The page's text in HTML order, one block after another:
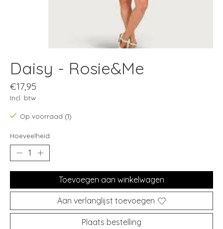
Daisy - Rosie&Me
€17,95
Incl. btw
Op voorraad (1)
Hoeveelheid:
Toevoegen aan winkelwagen
Aan verlanglijst toevoegen
Plaats bestelling